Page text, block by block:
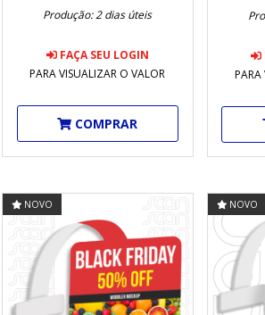
Produção: 2 dias úteis
FAÇA SEU LOGIN
PARA VISUALIZAR O VALOR
COMPRAR
PARA
NOVO NOVO